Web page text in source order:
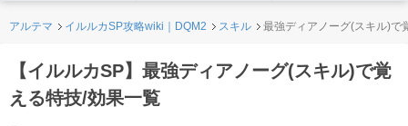
アルテマ イルルカSP攻略wiki｜DQM2 スキル 最強ディアノーグ(スキル)で
【イルルカSP】最強ディアノーグ(スキル)で覚
える特技/効果一覧